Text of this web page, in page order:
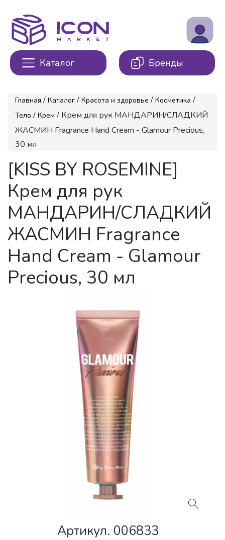
Каталог Бренды
Главная / Каталог / Красота и здоровье / Косметика /
Тело / Крем / Крем для рук МАНДАРИН/СЛАДКИЙ
ЖАСМИН Fragrance Hand Cream - Glamour Precious,
30 мл
[KISS BY ROSEMINE]
Крем для рук
МАНДАРИН/СЛАДКИЙ
ЖАСМИН Fragrance
Hand Cream - Glamour
Precious, 30 мл
Артикул. 006833